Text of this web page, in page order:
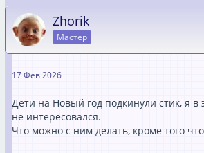
Zhorik
Мастер
17 Фев 2026
Дети на Новый год подкинули стик, я в
не интересовался.
Что можно с ним делать, кроме того